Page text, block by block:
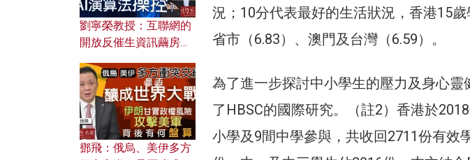
況；10分代表最好的生活狀況，香港15
省市（6.83）、澳門及台灣（6.59）。
為了進一步探討中小學生的壓力及身心
了HBSC的國際研究。（註2）香港於
小學及9間中學參與，共收回2711份有效
劉寧榮教授：互聯網的
開放反催生資訊繭房，
何避免遭AI演算法操
控？
鄧飛：俄烏、美伊多方